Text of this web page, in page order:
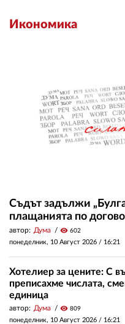
Икономика
Съдът задължи
плащанията по
автор: Дума visibility 602
понеделник, 10 Август 2026 / 16:21
Хотелиер за цените: С
преписахме числата,
единица
автор: Дума visibility 809
понеделник, 10 Август 2026 / 16:21